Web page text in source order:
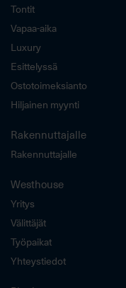
Tontit
Vapaa-aika
Luxury
Esittelyssä
Ostotoimeksianto
Hiljainen myynti
Rakennuttajalle
Rakennuttajalle
Westhouse
Yritys
Välittäjät
Työpaikat
Yhteystiedot